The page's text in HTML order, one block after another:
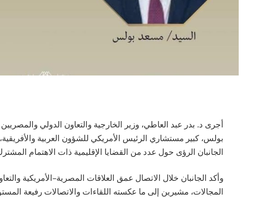
أجرى د. بدر عبد العاطي، وزير الخارجية والتعاون الدولي
الجانبان الرؤى حول عدد من القضايا الإقليمية ذات الاهتمام
وأكد الجانبان خلال الاتصال عمق العلاقات المصرية–الأمريكية
المجالات، مشيرين إلى ما عكسته اللقاءات والاتصالات رفيعة